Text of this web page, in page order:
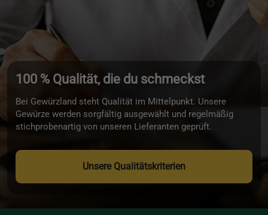
100 % Qualität, die du schmeckst
Bei Gewürzland steht Qualität im Mittelpunkt. Unsere
Gewürze werden sorgfältig ausgewählt und regelmäßig
stichprobenartig von unseren Lieferanten geprüft.
Unsere Qualitätskriterien